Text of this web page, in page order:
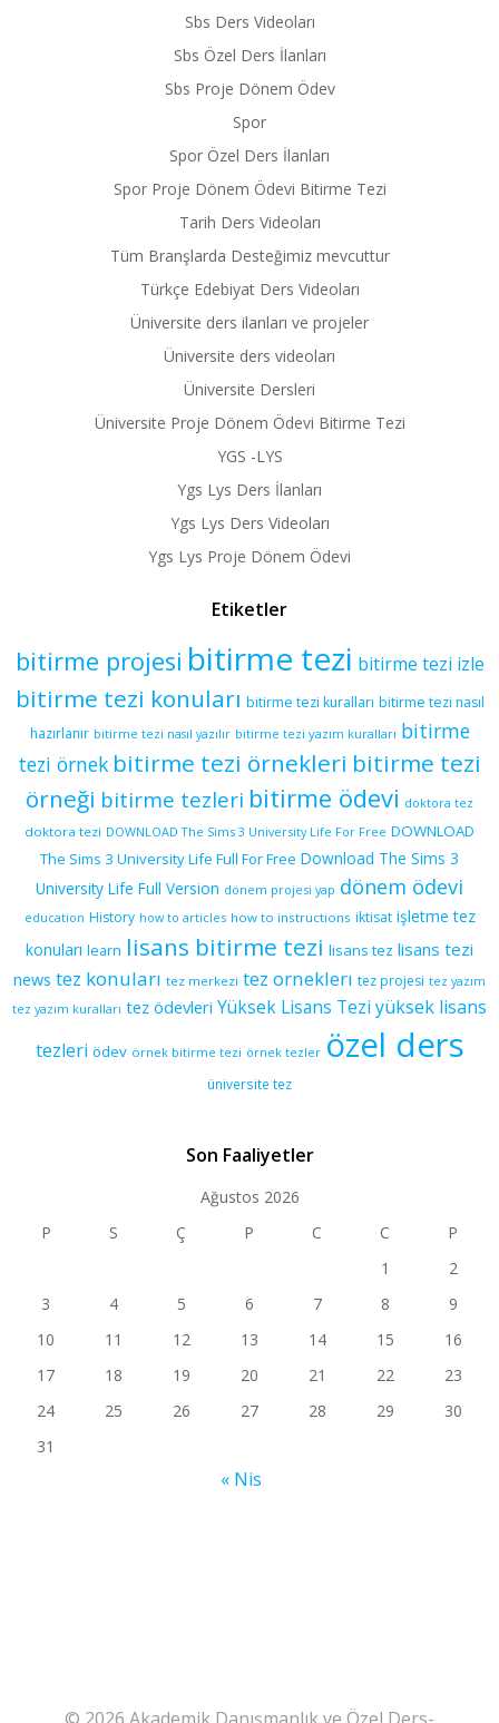
Sbs Ders Videoları
Sbs Özel Ders İlanları
Sbs Proje Dönem Ödev
Spor
Spor Özel Ders İlanları
Spor Proje Dönem Ödevi Bitirme Tezi
Tarih Ders Videoları
Tüm Branşlarda Desteğimiz mevcuttur
Türkçe Edebiyat Ders Videoları
Üniversite ders ilanları ve projeler
Üniversite ders videoları
Üniversite Dersleri
Üniversite Proje Dönem Ödevi Bitirme Tezi
YGS -LYS
Ygs Lys Ders İlanları
Ygs Lys Ders Videoları
Ygs Lys Proje Dönem Ödevi
Etiketler
bitirme projesi bitirme tezi bitirme tezi izle
bitirme tezi konuları bitirme tezi kuralları bitirme tezi nasıl
hazırlanır bitirme tezi nasıl yazılır bitirme tezi yazım kuralları bitirme
tezi örnek bitirme tezi örnekleri bitirme tezi
örneği bitirme tezleri bitirme ödevi doktora tez
doktora tezi DOWNLOAD The Sims 3 University Life For Free DOWNLOAD
The Sims 3 University Life Full For Free Download The Sims 3
University Life Full Version dönem projesi yap dönem ödevi
education History how to articles how to instructions iktisat işletme tez
konuları learn lisans bitirme tezi lisans tez lisans tezi
news tez konuları tez merkezi tez orneklerı tez projesi tez yazım
tez yazım kuralları tez ödevleri Yüksek Lisans Tezi yüksek lisans
tezleri ödev örnek bitirme tezi örnek tezler özel ders
üniversite tez
Son Faaliyetler
Ağustos 2026
P
S Ç P C C
P
1
2
3
4 5 6 7 8
9
10
11 12 13 14 15
16
17
18 19 20 21 22
23
24
25 26 27 28 29
30
31
« Nis
© 2026 Akademik Danışmanlık ve Özel Ders-